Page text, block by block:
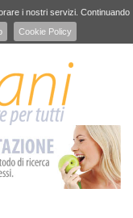
i nostri servizi. Continuando
Cookie Policy